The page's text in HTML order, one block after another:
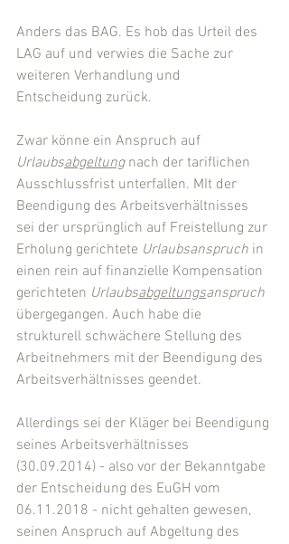
Anders das BAG. Es hob das Urteil des
LAG auf und verwies die Sache zur
weiteren Verhandlung und
Entscheidung zurück.
Zwar könne ein Anspruch auf
Urlaubsabgeltung nach der tariflichen
Ausschlussfrist unterfallen. MIt der
Beendigung des Arbeitsverhältnisses
sei der ursprünglich auf Freistellung zur
Erholung gerichtete Urlaubsanspruch in
einen rein auf finanzielle Kompensation
gerichteten Urlaubsabgeltungsanspruch
übergegangen. Auch habe die
strukturell schwächere Stellung des
Arbeitnehmers mit der Beendigung des
Arbeitsverhältnisses geendet.
Allerdings sei der Kläger bei Beendigung
seines Arbeitsverhältnisses
(30.09.2014) - also vor der Bekanntgabe
der Entscheidung des EuGH vom
06.11.2018 - nicht gehalten gewesen,
seinen Anspruch auf Abgeltung des